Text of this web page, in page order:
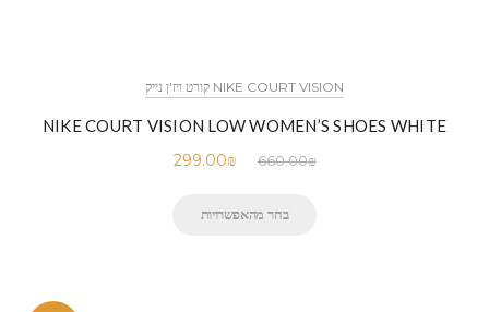
NIKE COURT VISION קורט ויז'ן נייק
NIKE COURT VISION LOW WOMEN’S SHOES WHITE
660.00₪
299.00₪
בחר מהאפשרויות